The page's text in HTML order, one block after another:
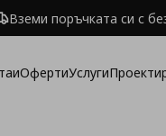
Вземи поръчката си с
ОфертиУслуги